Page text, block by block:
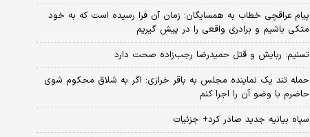
پیام عراقچی خطاب به همسایگان؛ زمان آن فرا رسیده است که به خود
متکی باشیم و برادری واقعی را در پیش گیریم
تسنیم: ربایش و قتل حمیدرضا رجب‌زاده صحت دارد
حمله تند یک نماینده مجلس به باقر خرازی: اگر به شلاق محکوم شوی
حاضرم با وضو آن را اجرا کنم
سپاه بیانیه جدید صادر کرد+ جزئیات